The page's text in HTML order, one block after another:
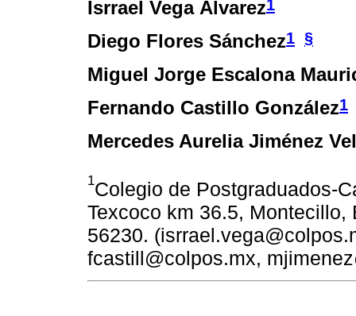
Isrrael Vega Álvarez1
Diego Flores Sánchez1 §
Miguel Jorge Escalona
Fernando Castillo González1
Mercedes Aurelia Jiménez
1Colegio de Postgraduados-
Texcoco km 36.5,
56230.
fcastill@colpos.mx,